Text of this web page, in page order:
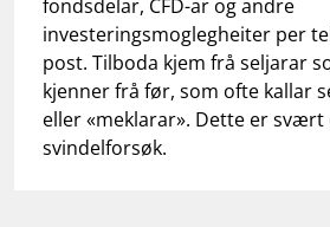
fondsdelar, CFD-ar og andre
investeringsmoglegheiter per
post. Tilboda kjem frå seljarar
kjenner frå før, som ofte kallar
eller «meklarar». Dette er
svindelforsøk.